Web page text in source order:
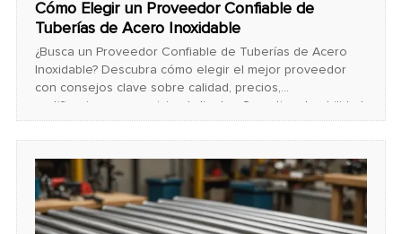
Cómo Elegir un Proveedor Confiable de
Tuberías de Acero Inoxidable
¿Busca un Proveedor Confiable de Tuberías de Acero
Inoxidable? Descubra cómo elegir el mejor proveedor
con consejos clave sobre calidad, precios,
certificaciones y servicio al cliente. ¡Garantice durabilidad
y alto rendimiento para sus proyectos!